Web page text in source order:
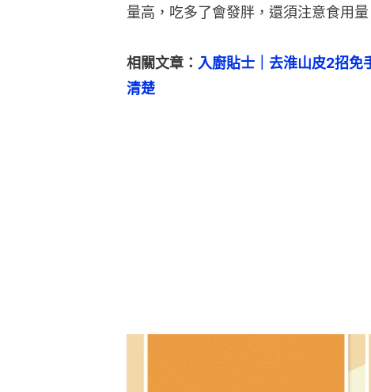
量高，吃多了會發胖，還須注意食用量
相關文章： 入廚貼士｜去淮山皮2招免
清楚